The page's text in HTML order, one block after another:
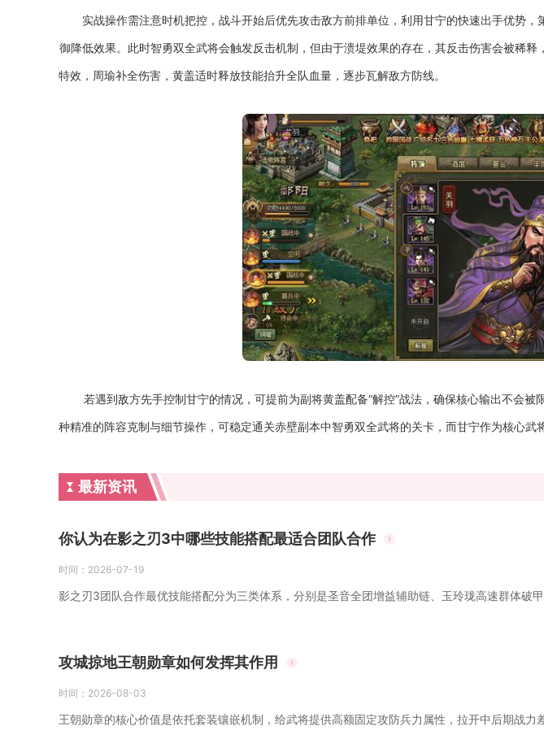
实战操作需注意时机把控，战斗开始后优先攻击敌方前排单位，利用甘宁的快速出手优势
御降低效果。此时智勇双全武将会触发反击机制，但由于溃堤效果的存在，其反击伤害会被稀
特效，周瑜补全伤害，黄盖适时释放技能抬升全队血量，逐步瓦解敌方防线。
若遇到敌方先手控制甘宁的情况，可提前为副将黄盖配备“解控”战法，确保核心输出不会
种精准的阵容克制与细节操作，可稳定通关赤壁副本中智勇双全武将的关卡，而甘宁作为核心武
最新资讯
你认为在影之刃3中哪些技能搭配最适合团队合作
时间： 2026-07-19
影之刃3团队合作最优技能搭配分为三类体系，分别是圣音全团增益辅助链、玉玲珑高速群体破
攻城掠地王朝勋章如何发挥其作用
时间： 2026-08-03
王朝勋章的核心价值是依托套装镶嵌机制，给武将提供高额固定攻防兵力属性，拉开中后期战力